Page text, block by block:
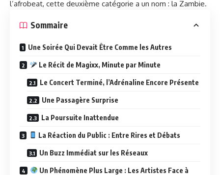
l’afrobeat, cette deuxième catégorie a un nom : la Zambie.
Sommaire
Une Soirée Qui Devait Être Comme les Autres
Le Récit de Magixx, Minute par Minute
Le Concert Terminé, l’Adrénaline Encore Présente
Une Passagère Surprise
La Poursuite Inattendue
La Réaction du Public : Entre Rires et Débats
Un Buzz Immédiat sur les Réseaux
Un Phénomène Plus Large : Les Artistes Face à